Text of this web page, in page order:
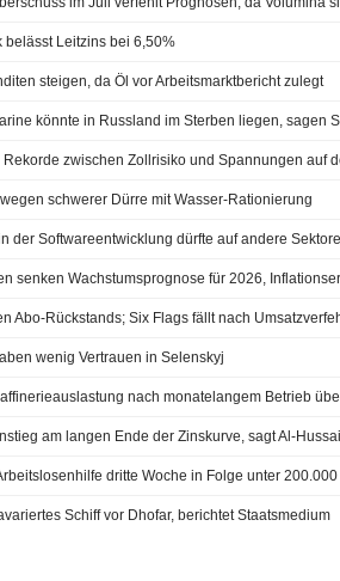
belässt Leitzins bei 6,50%
steigen, da Öl vor Arbeitsmarktbericht zulegt
schwerer Dürre mit Wasser-Rationierung
wenig Vertrauen in Selenskyj
am langen Ende der Zinskurve, sagt Al-
dritte Woche in Folge unter 200.000
Schiff vor Dhofar, berichtet Staatsmedium